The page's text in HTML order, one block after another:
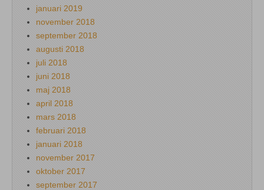
januari 2019
november 2018
september 2018
augusti 2018
juli 2018
juni 2018
maj 2018
april 2018
mars 2018
februari 2018
januari 2018
november 2017
oktober 2017
september 2017